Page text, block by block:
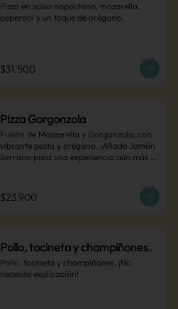
Pizza en salsa napolitana, mozarella,
peperoni y un toque de orégano.
$31.500
Pizza Gorgonzola
Fusión de Mozzarella y Gorgonzola, con
vibrante pesto y orégano. ¡Añade Jamón
Serrano para una experiencia aún más
$23.900
Pollo, tocineta y champiñones.
Pollo, tocineta y champiñones. ¡No
necesita explicación!